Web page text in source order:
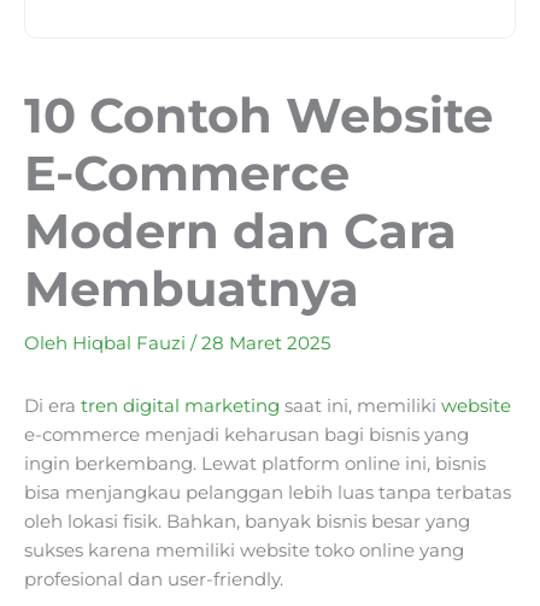
10 Contoh Website
E-Commerce
Modern dan Cara
Membuatnya
Oleh Hiqbal Fauzi /28 Maret 2025
Di era tren digital marketing saat ini, memiliki website
e-commerce menjadi keharusan bagi bisnis yang
ingin berkembang. Lewat platform online ini, bisnis
bisa menjangkau pelanggan lebih luas tanpa terbatas
oleh lokasi fisik. Bahkan, banyak bisnis besar yang
sukses karena memiliki website toko online yang
profesional dan user-friendly.